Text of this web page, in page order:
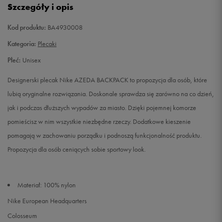
Szczegóły i opis
Kod produktu: BA4930008
Kategoria: Plecaki
Płeć: Unisex
Designerski plecak Nike AZEDA BACKPACK to propozycja dla osób, które
lubią oryginalne rozwiązania. Doskonale sprawdza się zarówno na co dzień,
jak i podczas dłuższych wypadów za miasto. Dzięki pojemnej komorze
pomieścisz w nim wszystkie niezbędne rzeczy. Dodatkowe kieszenie
pomagają w zachowaniu porządku i podnoszą funkcjonalność produktu.
Propozycja dla osób ceniących sobie sportowy look.
Materiał: 100% nylon
Nike European Headquarters
Colosseum